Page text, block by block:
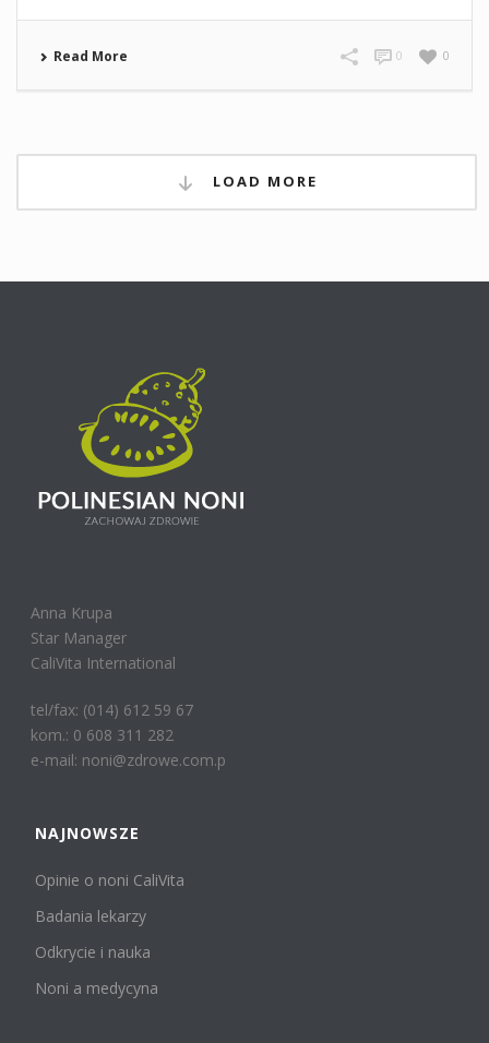
Read More 0
0
LOAD MORE
Anna Krupa
Star Manager
CaliVita International
tel/fax: (014) 612 59 67
kom.: 0 608 311 282
e-mail: noni@zdrowe.com.p
NAJNOWSZE
Opinie o noni CaliVita
Badania lekarzy
Odkrycie i nauka
Noni a medycyna